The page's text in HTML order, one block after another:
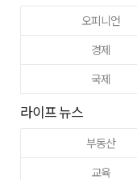
오피니언
경제
국제
라이프 뉴스
부동산
교육